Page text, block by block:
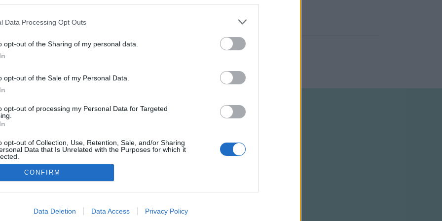
Data Processing Opt Outs
opt-out of the Sharing of my personal data.
opt-out of the Sale of my Personal Data.
opt-out of processing my Personal Data for Targeted
opt-out of Collection, Use, Retention, Sale, and/or Sharing
Data that Is Unrelated with the Purposes for which it
allow Google to enable storage related to advertising like cookies on
CONFIRM
Data Deletion Data Access Privacy Policy